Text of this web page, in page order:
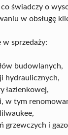
świadczy o
w obsługę
w sprzedaży:
budowlanych,
hydraulicznych,
łazienkowej,
w tym
grzewczych i